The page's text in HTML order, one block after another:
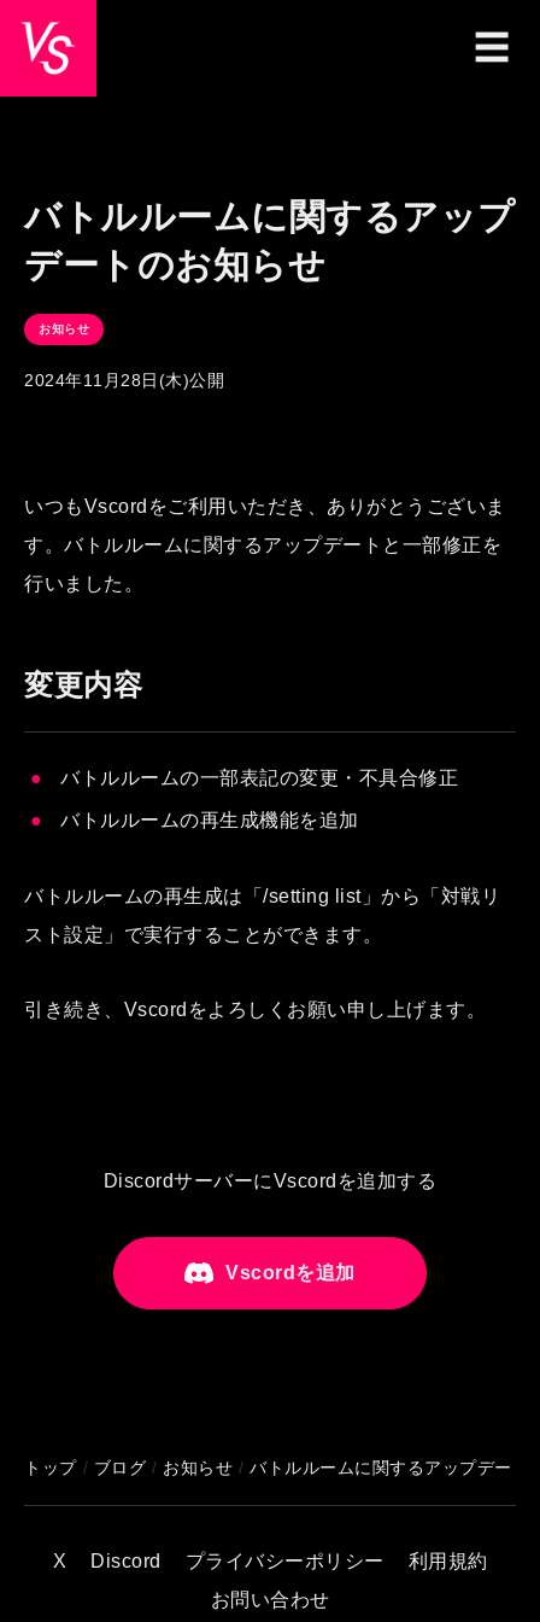
バトルルームに関するアップ
デートのお知らせ
お知らせ
2024年11月28日(木)公開
いつもVscordをご利用いただき、ありがとうございま
す。バトルルームに関するアップデートと一部修正を
行いました。
変更内容
バトルルームの一部表記の変更・不具合修正
バトルルームの再生成機能を追加
バトルルームの再生成は「/setting list」から「対戦リ
スト設定」で実行することができます。
引き続き、Vscordをよろしくお願い申し上げます。
DiscordサーバーにVscordを追加する
Vscordを追加
トップ / ブログ / お知らせ / バトルルームに関するアップデート
X Discord プライバシーポリシー
利用規約
お問い合わせ